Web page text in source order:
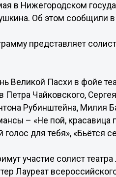
в Нижегородском
Об этом сообщили в
представляет
Великой Пасхи в фойе
Петра Чайковского,
Рубинштейна, Милия
– «Не пой, красавица
голос для тебя», «Бьётся
участие солист
Лауреат